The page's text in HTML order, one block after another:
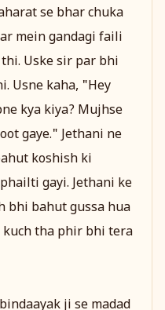
se bhar chuka
mein gandagi faili
Uske sir par bhi
Usne kaha, "Hey
kya kiya? Mujhse
gaye." Jethani ne
koshish ki
gayi. Jethani ke
bhi bahut gussa hua
tha phir bhi tera
ji se madad